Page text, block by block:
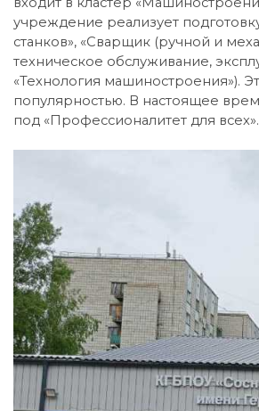
учреждение реализует
станков», «Сварщик (ручной и
техническое обслуживание,
«Технология машиностроения»).
популярностью. В настоящее
под «Профессионалитет для